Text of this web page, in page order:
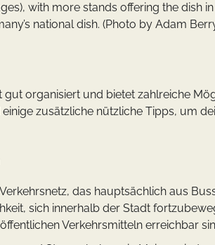
with more stands offering the dish
national dish. (Photo by Adam
gut organisiert und bietet zahlreiche
zusätzliche nützliche Tipps, um
das hauptsächlich aus
sich innerhalb der Stadt
Verkehrsmitteln erreichbar